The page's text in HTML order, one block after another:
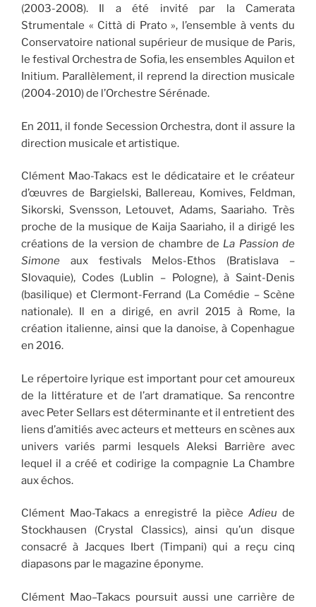
(2003-2008). Il a été invité par la Camerata
Strumentale « Città di Prato », l’ensemble à vents du
Conservatoire national supérieur de musique de Paris,
le festival Orchestra de Sofia, les ensembles Aquilon et
Initium. Parallèlement, il reprend la direction musicale
(2004-2010) de l’Orchestre Sérénade.
En 2011, il fonde Secession Orchestra, dont il assure la
direction musicale et artistique.
Clément Mao-Takacs est le dédicataire et le créateur
d’œuvres de Bargielski, Ballereau, Komives, Feldman,
Sikorski, Svensson, Letouvet, Adams, Saariaho. Très
proche de la musique de Kaija Saariaho, il a dirigé les
créations de la version de chambre de La Passion de
Simone aux festivals Melos-Ethos (Bratislava –
Slovaquie), Codes (Lublin – Pologne), à Saint-Denis
(basilique) et Clermont-Ferrand (La Comédie – Scène
nationale). Il en a dirigé, en avril 2015 à Rome, la
création italienne, ainsi que la danoise, à Copenhague
en 2016.
Le répertoire lyrique est important pour cet amoureux
de la littérature et de l’art dramatique. Sa rencontre
avec Peter Sellars est déterminante et il entretient des
liens d’amitiés avec acteurs et metteurs en scènes aux
univers variés parmi lesquels Aleksi Barrière avec
lequel il a créé et codirige la compagnie La Chambre
aux échos.
Clément Mao-Takacs a enregistré la pièce Adieu de
Stockhausen (Crystal Classics), ainsi qu’un disque
consacré à Jacques Ibert (Timpani) qui a reçu cinq
diapasons par le magazine éponyme.
Clément Mao–Takacs poursuit aussi une carrière de